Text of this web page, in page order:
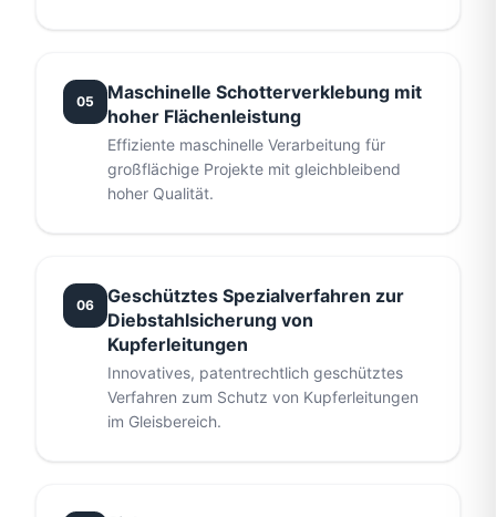
05
Maschinelle Schotterverklebung mit
hoher Flächenleistung
Effiziente maschinelle Verarbeitung für
großflächige Projekte mit gleichbleibend
hoher Qualität.
06
Geschütztes Spezialverfahren zur
Diebstahlsicherung von
Kupferleitungen
Innovatives, patentrechtlich geschütztes
Verfahren zum Schutz von Kupferleitungen
im Gleisbereich.